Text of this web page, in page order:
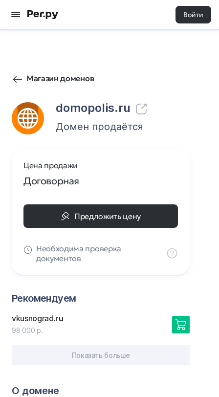
Войти
Магазин доменов
domopolis.ru
91 0
Домен продаётся
О домене
Цена продажи
Договорная
Предложить цену
Необходима проверка
документов
Рекомендуем
vkusnograd.ru
98 000 р.
Показать больше